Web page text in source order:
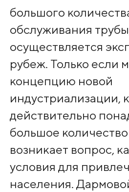
большого
обслуживания
осуществляется
рубеж. Только если
концепцию новой
индустриализации,
действительно
большое
возникает вопрос,
условия для
населения.